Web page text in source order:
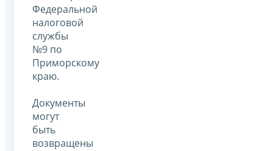
Федеральной
налоговой
службы
№9 по
Приморскому
краю.
Документы
могут
быть
возвращены